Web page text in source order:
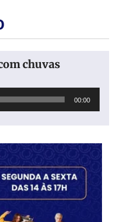
chuvas
00:00